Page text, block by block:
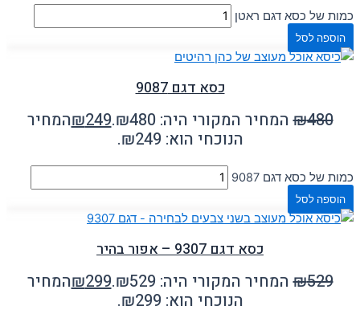
כמות של כסא דגם ראטן
הוספה לסל
כסא דגם 9087
₪480 המחיר המקורי היה: ₪480. ₪249 המחיר
הנוכחי הוא: ₪249.
כמות של כסא דגם 9087
הוספה לסל
כסא דגם 9307 – אפור בהיר
₪529 המחיר המקורי היה: ₪529. ₪299 המחיר
הנוכחי הוא: ₪299.